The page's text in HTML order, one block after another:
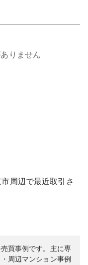
りません
市周辺で最近取引さ
買事例です。 主に専
周辺マンション事例